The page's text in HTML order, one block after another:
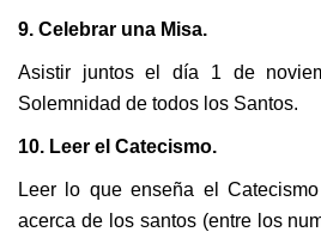
9. Celebrar una Misa.
Asistir juntos el día 1 de
Solemnidad de todos los Santos.
10. Leer el Catecismo.
Leer lo que enseña el
acerca de los santos (entre los